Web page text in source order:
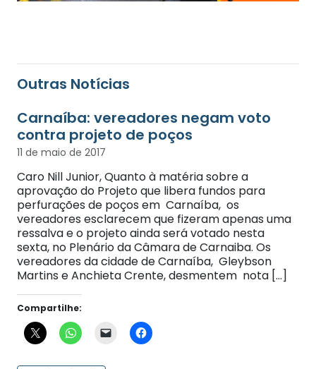
Outras Notícias
Carnaíba: vereadores negam voto
contra projeto de poços
11 de maio de 2017
Caro Nill Junior, Quanto à matéria sobre a
aprovação do Projeto que libera fundos para
perfurações de poços em Carnaíba, os
vereadores esclarecem que fizeram apenas uma
ressalva e o projeto ainda será votado nesta
sexta, no Plenário da Câmara de Carnaiba. Os
vereadores da cidade de Carnaíba, Gleybson
Martins e Anchieta Crente, desmentem nota […]
Compartilhe: